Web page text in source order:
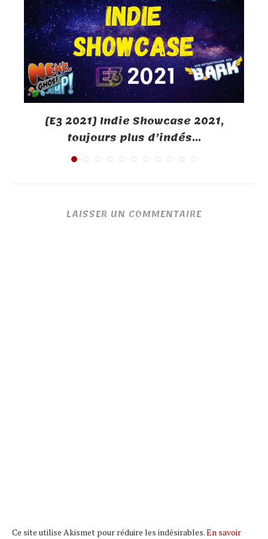
[E3 2021] Indie Showcase 2021,
toujours plus d’indés...
LAISSER UN COMMENTAIRE
Ce site utilise Akismet pour réduire les indésirables.En savoir